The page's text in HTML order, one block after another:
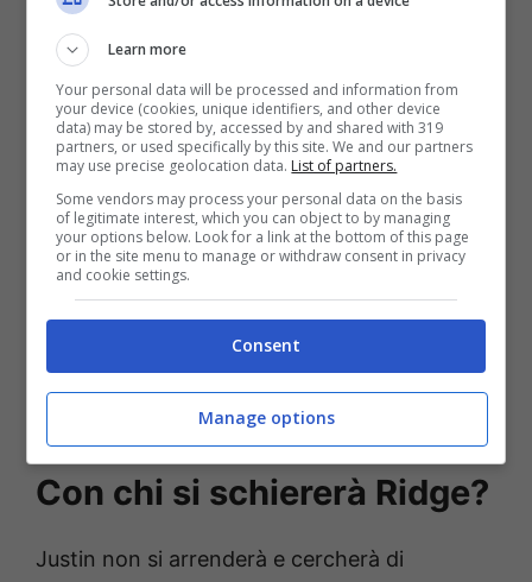
Rosolino, retroscena sul
primo incontro con la Titova: ” A Ballando
con le Stelle lei…”
Con chi si schiererà Ridge?
Justin non si arrenderà e cercherà di
Learn more
Your personal data will be processed and information from
your device (cookies, unique identifiers, and other device
data) may be stored by, accessed by and shared with 319
partners, or used specifically by this site. We and our partners
may use precise geolocation data. List of partners.
Some vendors may process your personal data on the basis
of legitimate interest, which you can object to by managing
your options below. Look for a link at the bottom of this page
or in the site menu to manage or withdraw consent in privacy
and cookie settings.
Consent
Manage options